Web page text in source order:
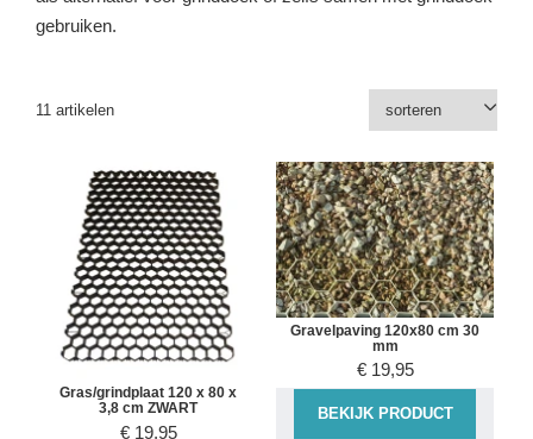
gebruiken.
11 artikelen
Gras/grindplaat 120 x 80 x
3,8 cm ZWART
€ 19,95
Gravelpaving 120x80 cm 30
mm
€ 19,95
BEKIJK PRODUCT